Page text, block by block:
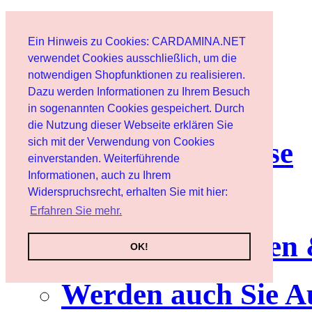
Ein Hinweis zu Cookies: CARDAMINA.NET
verwendet Cookies ausschließlich, um die
notwendigen Shopfunktionen zu realisieren.
Dazu werden Informationen zu Ihrem Besuch
in sogenannten Cookies gespeichert. Durch
die Nutzung dieser Webseite erklären Sie
sich mit der Verwendung von Cookies
einverstanden. Weiterführende
Informationen, auch zu Ihrem
Widerspruchsrecht, erhalten Sie mit hier:
Erfahren Sie mehr.
OK!
Benutzer
Newsletter
Nutzungshinweise
Service
Werden auch Sie